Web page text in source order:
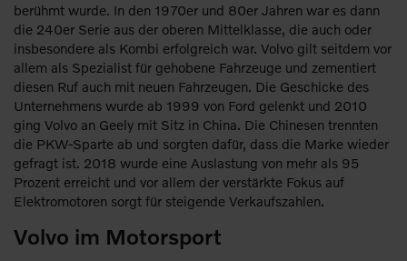
berühmt wurde. In den 1970er und 80er Jahren war es dann
die 240er Serie aus der oberen Mittelklasse, die auch oder
insbesondere als Kombi erfolgreich war. Volvo gilt seitdem vor
allem als Spezialist für gehobene Fahrzeuge und zementiert
diesen Ruf auch mit neuen Fahrzeugen. Die Geschicke des
Unternehmens wurde ab 1999 von Ford gelenkt und 2010
ging Volvo an Geely mit Sitz in China. Die Chinesen trennten
die PKW-Sparte ab und sorgten dafür, dass die Marke wieder
gefragt ist. 2018 wurde eine Auslastung von mehr als 95
Prozent erreicht und vor allem der verstärkte Fokus auf
Elektromotoren sorgt für steigende Verkaufszahlen.
Volvo im Motorsport